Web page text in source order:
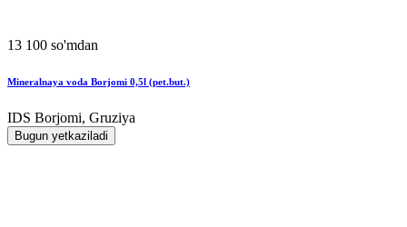
13 100 so'mdan
Mineralnaya voda Borjomi 0,5l (pet.but.)
IDS Borjomi, Gruziya
Bugun yetkaziladi